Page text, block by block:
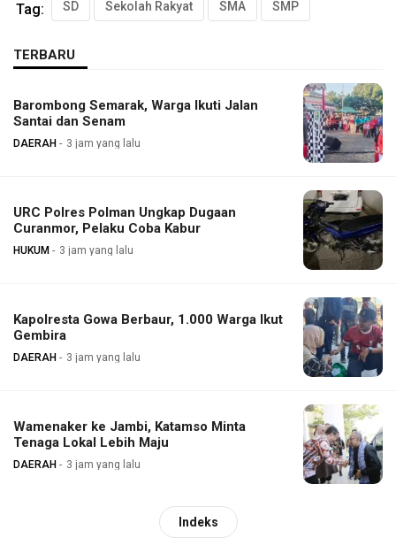
Tag: SD Sekolah Rakyat SMA SMP
TERBARU
Barombong Semarak, Warga Ikuti Jalan
Santai dan Senam
DAERAH 3 jam yang lalu
URC Polres Polman Ungkap Dugaan
Curanmor, Pelaku Coba Kabur
HUKUM 3 jam yang lalu
Kapolresta Gowa Berbaur, 1.000 Warga Ikut
Gembira
DAERAH 3 jam yang lalu
Wamenaker ke Jambi, Katamso Minta
Tenaga Lokal Lebih Maju
DAERAH 3 jam yang lalu
Indeks